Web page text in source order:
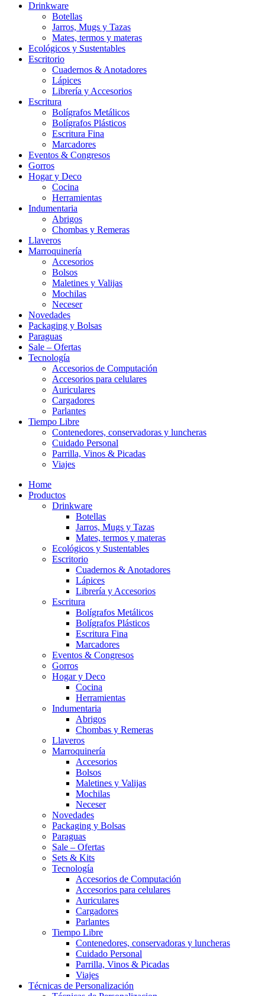
Drinkware
Botellas
Jarros, Mugs y Tazas
Mates, termos y materas
Ecológicos y Sustentables
Escritorio
Cuadernos & Anotadores
Lápices
Librería y Accesorios
Escritura
Bolígrafos Metálicos
Bolígrafos Plásticos
Escritura Fina
Marcadores
Eventos & Congresos
Gorros
Hogar y Deco
Cocina
Herramientas
Indumentaria
Abrigos
Chombas y Remeras
Llaveros
Marroquinería
Accesorios
Bolsos
Maletines y Valijas
Mochilas
Neceser
Novedades
Packaging y Bolsas
Paraguas
Sale – Ofertas
Tecnología
Accesorios de Computación
Accesorios para celulares
Auriculares
Cargadores
Parlantes
Tiempo Libre
Contenedores, conservadoras y luncheras
Cuidado Personal
Parrilla, Vinos & Picadas
Viajes
Home
Productos
Drinkware
Botellas
Jarros, Mugs y Tazas
Mates, termos y materas
Ecológicos y Sustentables
Escritorio
Cuadernos & Anotadores
Lápices
Librería y Accesorios
Escritura
Bolígrafos Metálicos
Bolígrafos Plásticos
Escritura Fina
Marcadores
Eventos & Congresos
Gorros
Hogar y Deco
Cocina
Herramientas
Indumentaria
Abrigos
Chombas y Remeras
Llaveros
Marroquinería
Accesorios
Bolsos
Maletines y Valijas
Mochilas
Neceser
Novedades
Packaging y Bolsas
Paraguas
Sale – Ofertas
Sets & Kits
Tecnología
Accesorios de Computación
Accesorios para celulares
Auriculares
Cargadores
Parlantes
Tiempo Libre
Contenedores, conservadoras y luncheras
Cuidado Personal
Parrilla, Vinos & Picadas
Viajes
Técnicas de Personalización